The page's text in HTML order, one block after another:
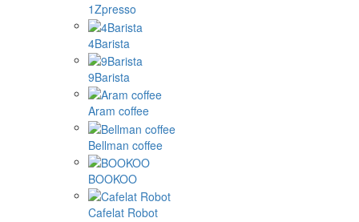
1Zpresso
4Barista
9Barista
Aram coffee
Bellman coffee
BOOKOO
Cafelat Robot